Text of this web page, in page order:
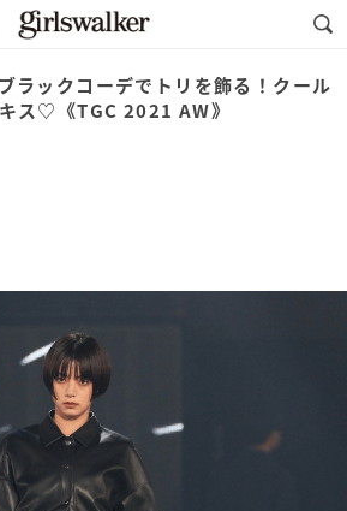
ラックコーデでトリを飾る！クール
ス♡《TGC 2021 AW》